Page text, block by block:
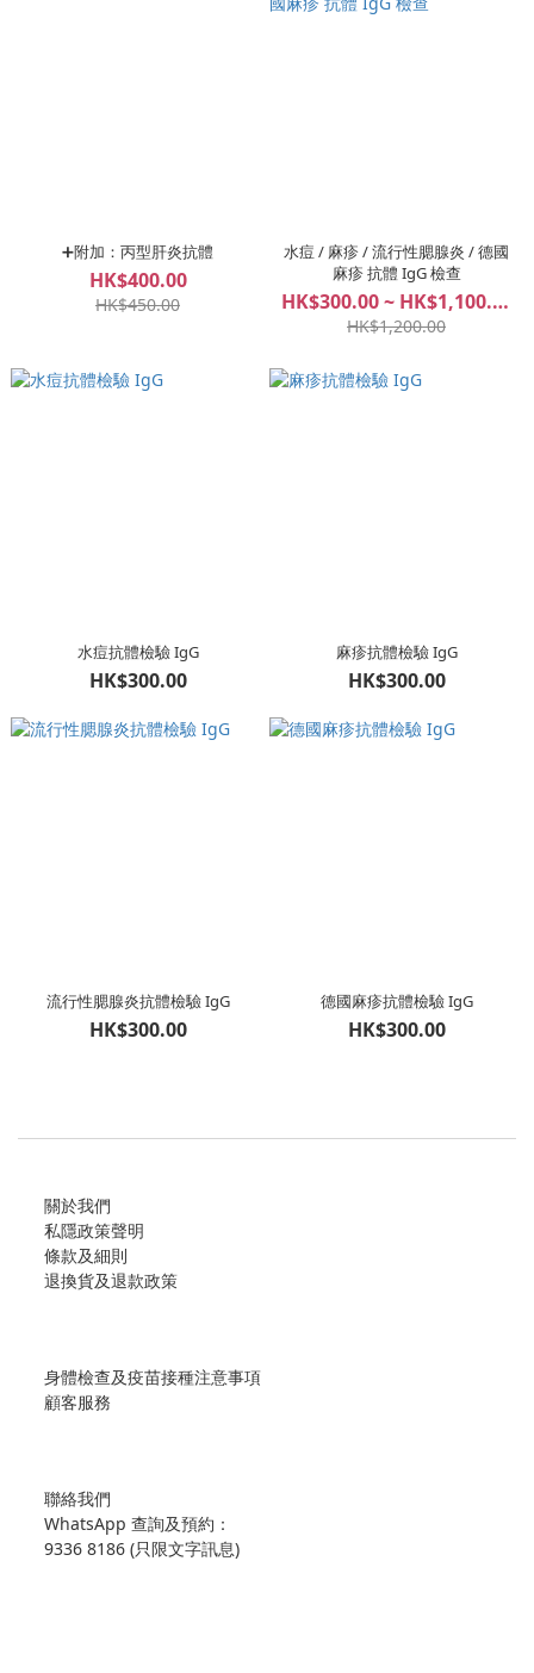
➕附加：丙型肝炎抗體
HK$400.00
HK$450.00
水痘 / 麻疹 / 流行性腮腺炎 / 德國
麻疹 抗體 IgG 檢查
HK$300.00 ~ HK$1,100.00
HK$1,200.00
水痘抗體檢驗 IgG
HK$300.00
麻疹抗體檢驗 IgG
HK$300.00
流行性腮腺炎抗體檢驗 IgG
HK$300.00
德國麻疹抗體檢驗 IgG
HK$300.00
關於我們
私隱政策聲明
條款及細則
退換貨及退款政策
身體檢查及疫苗接種注意事項
顧客服務
聯絡我們
WhatsApp 查詢及預約：
9336 8186 (只限文字訊息)